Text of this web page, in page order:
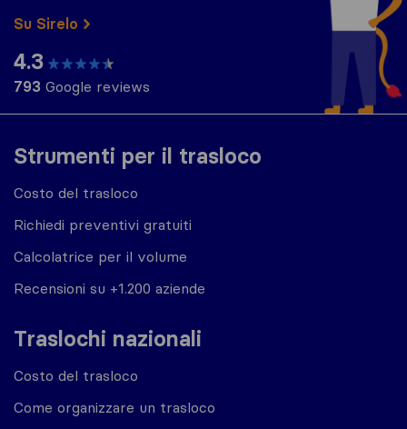
Strumenti per il trasloco
Costo del trasloco
Richiedi preventivi gratuiti
Calcolatrice per il volume
Recensioni su +1.200 aziende
Traslochi nazionali
Costo del trasloco
Come organizzare un trasloco
Su Sirelo
4.3
793 Google reviews